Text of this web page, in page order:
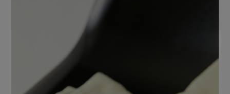
最旬！トレンドワード
最新トレンドや限定アイテム、セール情報を
いち早くお届けします。
ご登録はこちら
SUPPORT